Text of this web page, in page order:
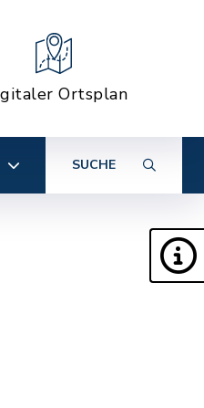
Ortsplan
SUCHE